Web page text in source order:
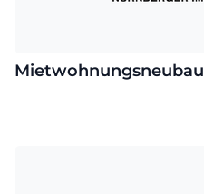
Mietwohnungsneubau